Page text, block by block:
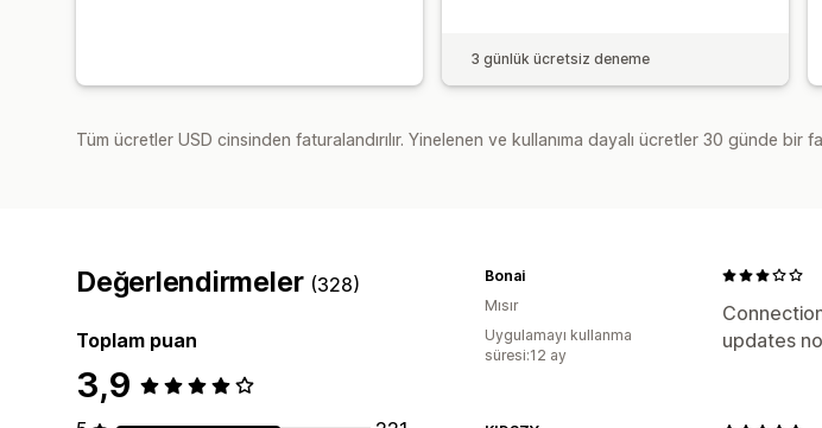
3 günlük ücretsiz deneme
Tüm ücretler USD cinsinden faturalandırılır. Yinelenen ve kullanıma dayalı ücretler 30 günde bir
Değerlendirmeler (328)
Toplam puan
3,9
updates
Bonai
Mısır
Uygulamayı kullanma
süresi:12 ay